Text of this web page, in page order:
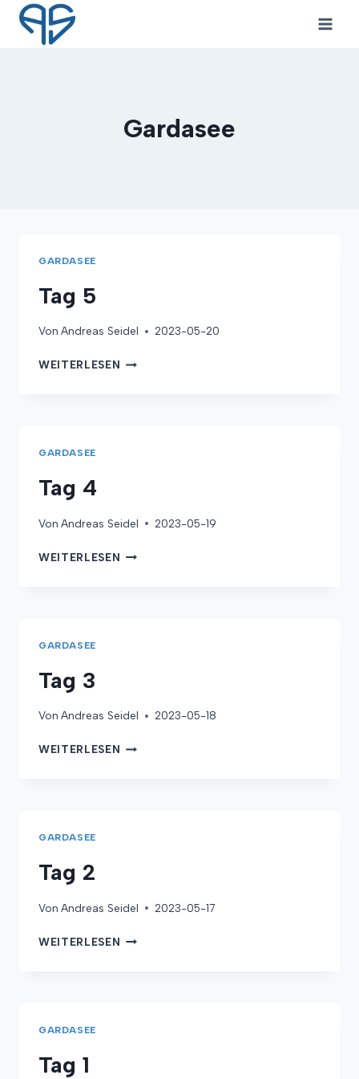
Zum
Inhalt
Gardasee
GARDASEE
Tag 5
Von Andreas Seidel 2023-05-20
WEITERLESEN TAG
GARDASEE
Tag 4
Von Andreas Seidel 2023-05-19
WEITERLESEN TAG
GARDASEE
Tag 3
Von Andreas Seidel 2023-05-18
WEITERLESEN TAG
GARDASEE
Tag 2
Von Andreas Seidel 2023-05-17
WEITERLESEN TAG
GARDASEE
Tag 1